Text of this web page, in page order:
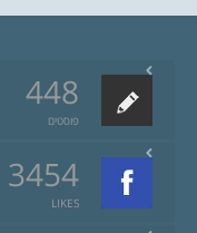
448
פוסטים
3454
LIKES